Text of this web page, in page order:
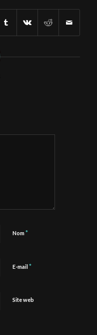
Nom*
E-mail*
Site web